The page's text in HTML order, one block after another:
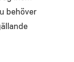
behöver